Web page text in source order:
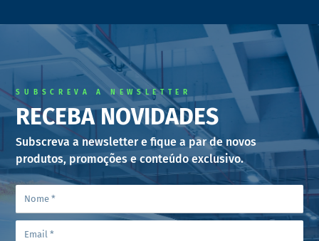
SUBSCREVA A NEWSLETTER
RECEBA NOVIDADES
Subscreva a newsletter e fique a par de novos
produtos, promoções e conteúdo exclusivo.